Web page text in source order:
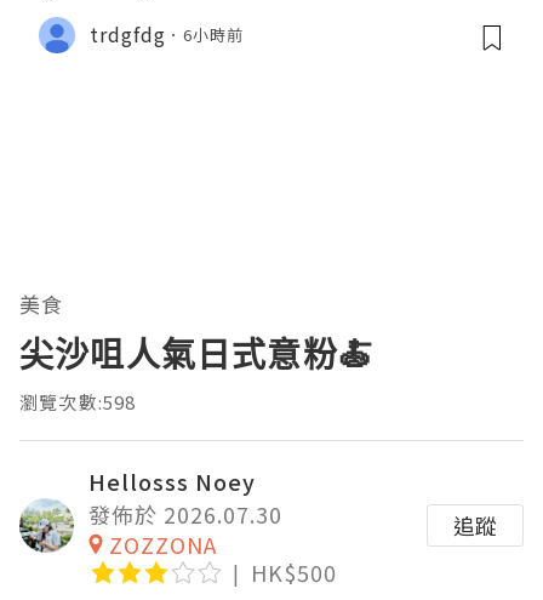
trdgfdg 6小時前
美食
尖沙咀人氣日式意粉🍝
瀏覽次數:598
Hellosss Noey
發佈於 2026.07.30
ZOZZONA
HK$500
追蹤